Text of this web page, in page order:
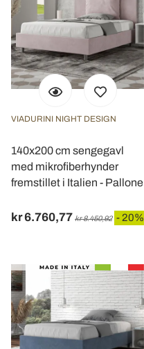
VIADURINI NIGHT DESIGN
140x200 cm sengegavl
med mikrofiberhynder
fremstillet i Italien - Pallone
kr 6.760,77 kr 8.450,92 - 20%